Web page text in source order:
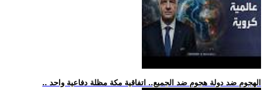
.. الهجوم ضد دولة هجوم ضد الجميع.. اتفاقية مكة مظلة دفاعية واحد